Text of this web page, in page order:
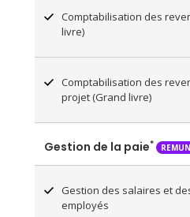
Comptabilisation des
livre)
Comptabilisation des
projet (Grand livre)
Gestion de la paie*
Gestion des salaires et
employés